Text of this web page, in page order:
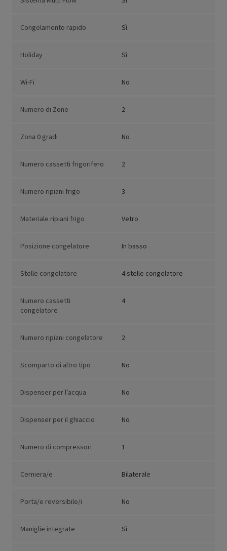
Congelamento rapido Sì
Holiday Sì
Wi-Fi No
Numero di Zone 2
Zona 0 gradi No
Numero cassetti frigorifero 2
Numero ripiani frigo 3
Materiale ripiani frigo Vetro
Posizione congelatore In basso
Stelle congelatore 4 stelle congelatore
Numero cassetti
congelatore
4
Numero ripiani congelatore 2
Scomparto di altro tipo No
Dispenser per l’acqua No
Dispenser per il ghiaccio No
Numero di compressori 1
Cerniera/e Bilaterale
Porta/e reversibile/i No
Maniglie integrate Sì